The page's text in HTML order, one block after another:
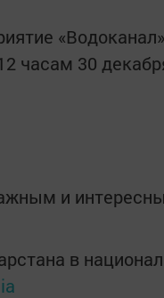
часам 30
и
в